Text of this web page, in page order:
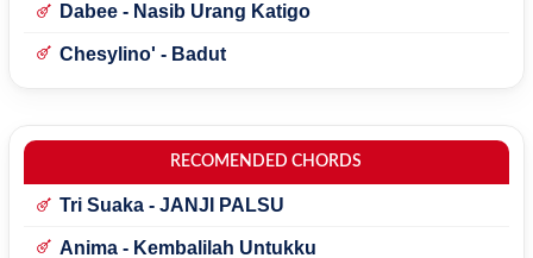
Dabee - Nasib Urang Katigo
Chesylino' - Badut
RECOMENDED CHORDS
Tri Suaka - JANJI PALSU
Anima - Kembalilah Untukku